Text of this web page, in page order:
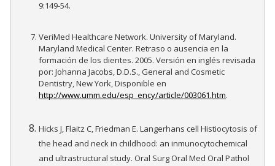
9:149-54.
VeriMed Healthcare Network. University of Maryland.
Maryland Medical Center. Retraso o ausencia en la
formación de los dientes. 2005. Versión en inglés revisada
por: Johanna Jacobs, D.D.S., General and Cosmetic
Dentistry, New York, Disponible en
http://www.umm.edu/esp_ency/article/003061.htm.
Hicks J, Flaitz C, Friedman E. Langerhans cell Histiocytosis of
the head and neck in childhood: an inmunocytochemical
and ultrastructural study. Oral Surg Oral Med Oral Pathol